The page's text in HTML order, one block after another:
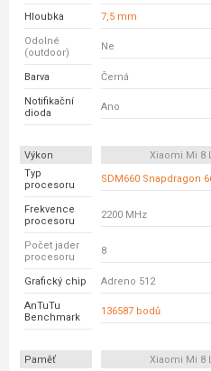
Hloubka 7,5 mm
Odolné
(outdoor)
Ne
Barva Černá
Notifikační
dioda
Ano
Výkon Xiaomi Mi 8
Typ
procesoru
SDM660 Snapdragon
Frekvence
procesoru
2200 MHz
Počet jader
procesoru
8
Grafický chip Adreno 512
AnTuTu
Benchmark
136587 bodů
Paměť Xiaomi Mi 8